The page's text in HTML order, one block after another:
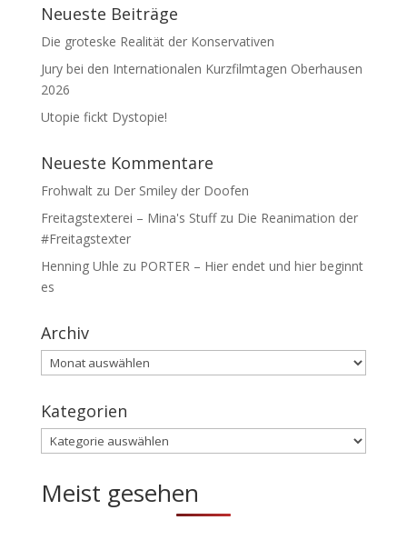
Neueste Beiträge
Die groteske Realität der Konservativen
Jury bei den Internationalen Kurzfilmtagen Oberhausen
2026
Utopie fickt Dystopie!
Neueste Kommentare
Frohwaltzu Der Smiley der Doofen
Freitagstexterei – Mina's Stuffzu Die Reanimation der
#Freitagstexter
Henning Uhle zu PORTER – Hier endet und hier beginnt
es
Archiv
Archiv
Kategorien
Kategorien
Meist gesehen